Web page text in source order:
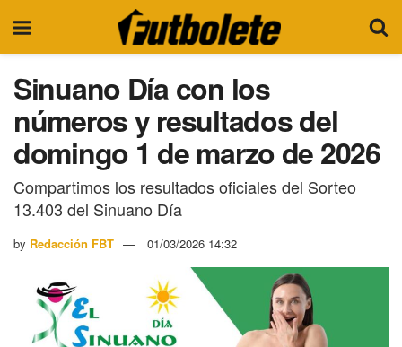
Sinuano Día con los
números y resultados del
domingo 1 de marzo de 2026
Compartimos los resultados oficiales del Sorteo
13.403 del Sinuano Día
by Redacción FBT 01/03/2026 14:32